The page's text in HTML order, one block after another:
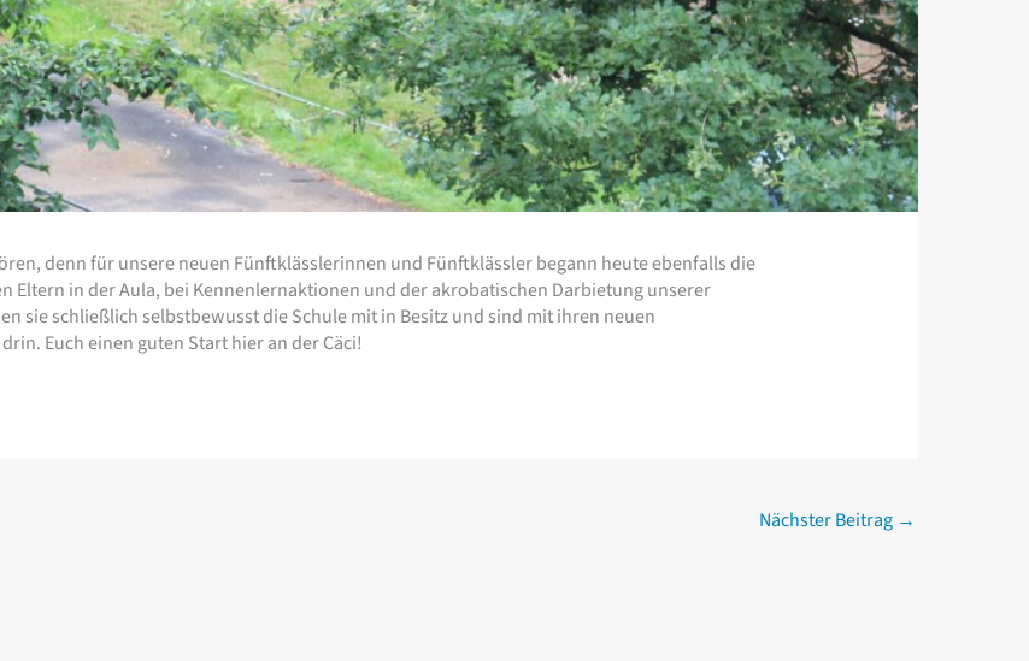
denn für unsere neuen Fünftklässlerinnen und Fünftklässler begann heute ebenfalls die
Eltern in der Aula, bei Kennenlernaktionen und der akrobatischen Darbietung unserer
sie schließlich selbstbewusst die Schule mit in Besitz und sind mit ihren neuen
Euch einen guten Start hier an der Cäci!
Nächster Beitrag →